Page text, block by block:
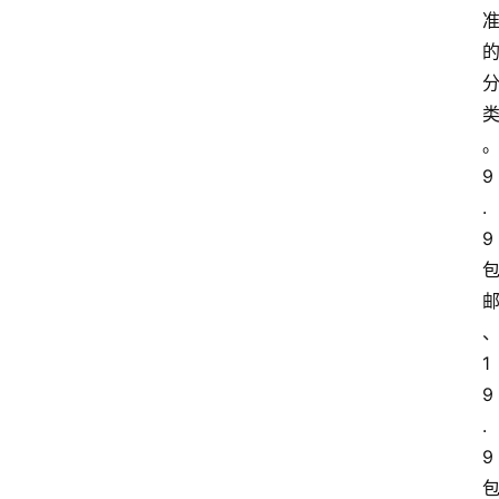
准
的
分
类
。
9
.
9
包
邮
、
1
9
.
9
包